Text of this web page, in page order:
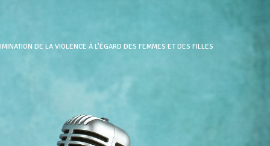
DE LA VIOLENCE À L’ÉGARD DES FEMMES ET DES FILLES